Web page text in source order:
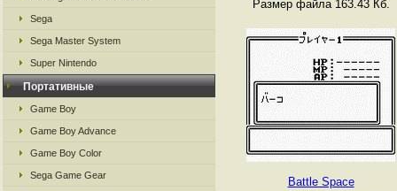
Sega
Sega Master System
Super Nintendo
Портативные
Game Boy
Game Boy Advance
Game Boy Color
Sega Game Gear
Размер файла 163.43 Кб.
Battle Space